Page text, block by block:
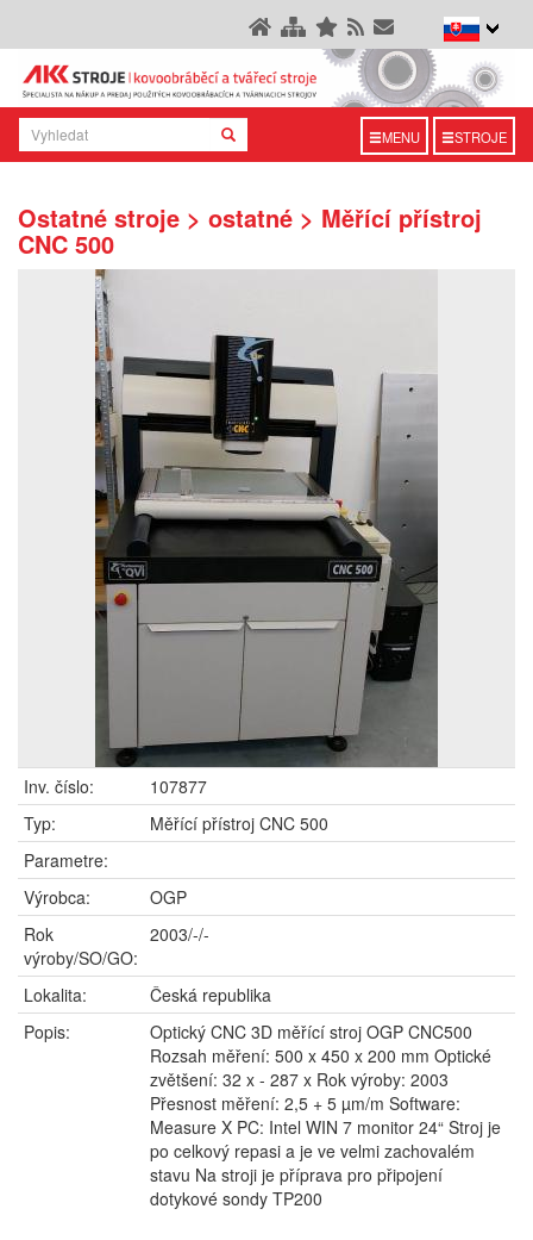
MENU STROJE
Ostatné stroje > ostatné > Měřící přístroj
CNC 500
Inv. číslo:
107877
Typ:
Měřící přístroj CNC 500
Parametre:
Výrobca:
OGP
Rok
výroby/SO/GO:
2003/-/-
Lokalita:
Česká republika
Popis:
Optický CNC 3D měřící stroj OGP CNC500
Rozsah měření: 500 x 450 x 200 mm Optické
zvětšení: 32 x - 287 x Rok výroby: 2003
Přesnost měření: 2,5 + 5 µm/m Software:
Measure X PC: Intel WIN 7 monitor 24“ Stroj je
po celkový repasi a je ve velmi zachovalém
stavu Na stroji je příprava pro připojení
dotykové sondy TP200